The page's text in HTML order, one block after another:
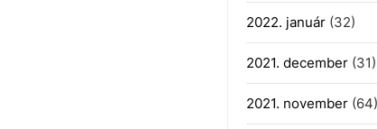
2022. január(32)
2021. december(31)
2021. november(64)